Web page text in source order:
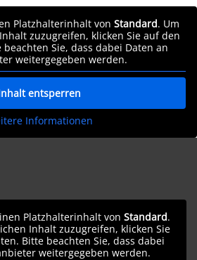
Platzhalterinhalt von Standard. Um
zuzugreifen, klicken Sie auf den
Sie, dass dabei Daten an
weitergegeben werden.
entsperren
Informationen
Platzhalterinhalt von Standard.
Inhalt zuzugreifen, klicken Sie
Bitte beachten Sie, dass dabei
weitergegeben werden.